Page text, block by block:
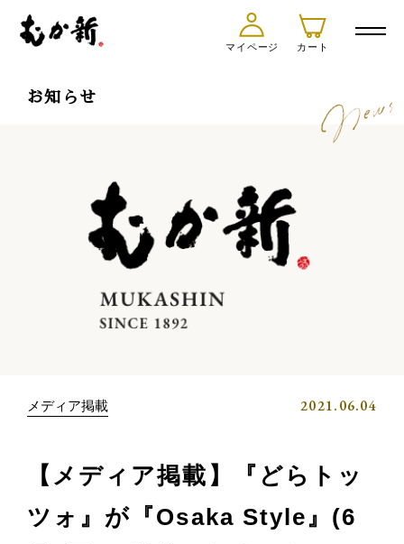
マイページ カート
お知らせ
メディア掲載 2021.06.04
【メディア掲載】『どらトッ
ツォ』が『Osaka Style』(6